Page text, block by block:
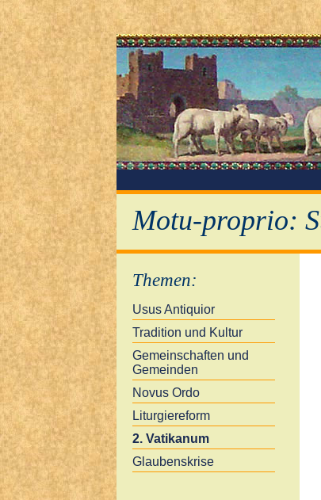
Motu-proprio:
Themen:
Usus Antiquior
Tradition und Kultur
Gemeinschaften und
Gemeinden
Novus Ordo
Liturgiereform
2. Vatikanum
Glaubenskrise